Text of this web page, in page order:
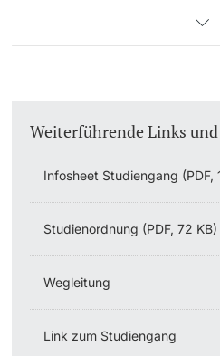
Weiterführende Links
Infosheet Studiengang (PDF,
Studienordnung (PDF, 72 KB)
Wegleitung
Link zum Studiengang